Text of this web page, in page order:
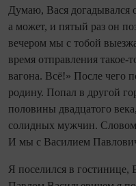
Думаю, Вася догадывался
а может, и пятый раз он
вечером мы с тобой
время отправления такое-
вагона. Всё!» После чего
родину. Попал в другой
половины двадцатого
солидных мужчин.
И мы с Василием
Я поселился в гостинице,